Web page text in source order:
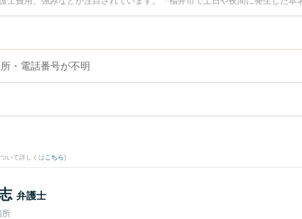
号が不明な詐欺師のトラブル解決の実績豊富な近くの弁護士を検索したい
したい』などでお困りの相談者さんにおすすめです。
・電話番号が不明
いて詳しくは こちら)
弁護士
所